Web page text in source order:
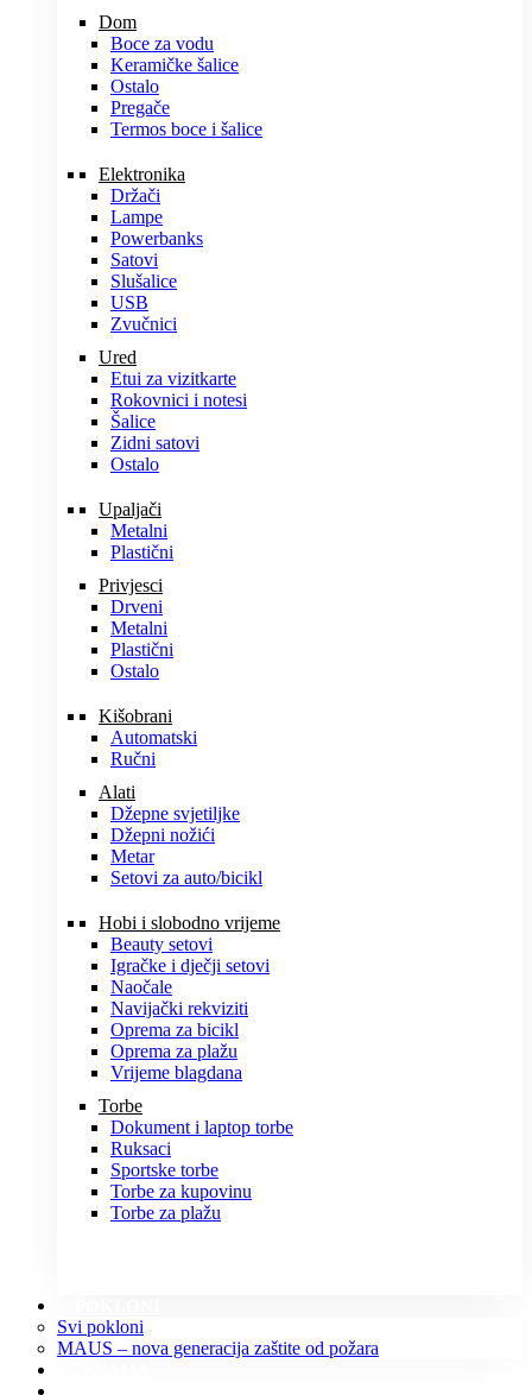
Dom
Boce za vodu
Keramičke šalice
Ostalo
Pregače
Termos boce i šalice
Elektronika
Držači
Lampe
Powerbanks
Satovi
Slušalice
USB
Zvučnici
Ured
Etui za vizitkarte
Rokovnici i notesi
Šalice
Zidni satovi
Ostalo
Upaljači
Metalni
Plastični
Privjesci
Drveni
Metalni
Plastični
Ostalo
Kišobrani
Automatski
Ručni
Alati
Džepne svjetiljke
Džepni nožići
Metar
Setovi za auto/bicikl
Hobi i slobodno vrijeme
Beauty setovi
Igračke i dječji setovi
Naočale
Navijački rekviziti
Oprema za bicikl
Oprema za plažu
Vrijeme blagdana
Torbe
Dokument i laptop torbe
Ruksaci
Sportske torbe
Torbe za kupovinu
Torbe za plažu
Svi pokloni
MAUS – nova generacija zaštite od požara